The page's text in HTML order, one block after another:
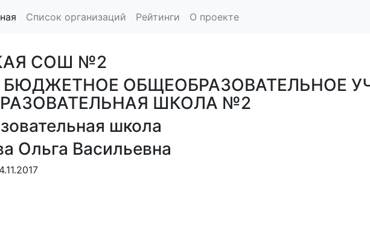
Список организаций Рейтинги О проекте
СОШ №2
ОБЩЕОБРАЗОВАТЕЛЬНОЕ
ШКОЛА №2
школа
Ольга Васильевна